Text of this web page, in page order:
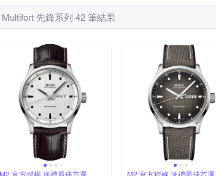
Multifort 先鋒系列 42 筆結果
M2 官方授權 送禮最佳首選 M2 官方授權 送禮最佳首選